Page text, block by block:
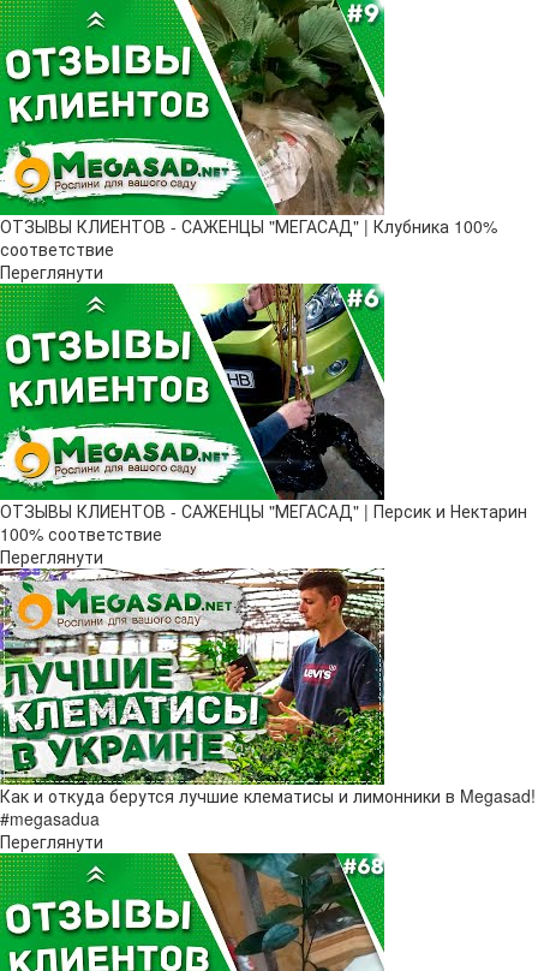
ОТЗЫВЫ КЛИЕНТОВ - САЖЕНЦЫ "МЕГАСАД" | Клубника 100%
соответствие
Переглянути
ОТЗЫВЫ КЛИЕНТОВ - САЖЕНЦЫ "МЕГАСАД" | Персик и Нектарин
100% соответствие
Переглянути
Как и откуда берутся лучшие клематисы и лимонники в Megasad!
#megasadua
Переглянути